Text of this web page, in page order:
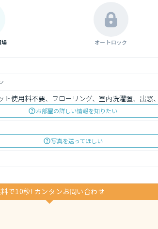
場 オートロック
ト使用料不要、フローリング、室内洗濯置、出
お部屋の詳しい情報を知りたい
写真を送ってほしい
で10秒! カンタンお問い合わせ